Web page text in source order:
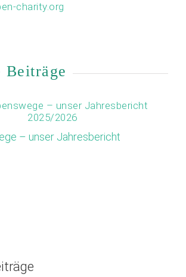
charity.org
– unser Jahresbericht